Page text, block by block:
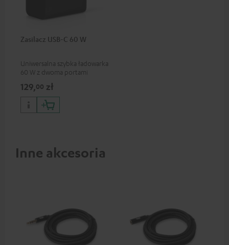
Zasilacz USB-C 60 W
Uniwersalna szybka ładowarka
60 W z dwoma portami
/ USB 7,5 W) do słuchawek i
urządzeń przenośnych, a
także laptopów i innych
urządzeń o napięciu
129,00 zł
Inne akcesoria